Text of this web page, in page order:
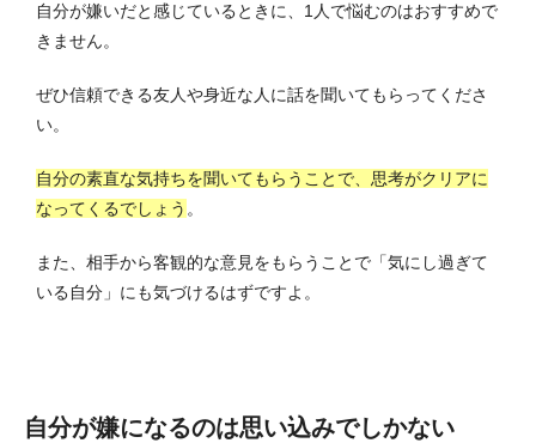
自分が嫌いだと感じているときに、1人で悩むのはおすすめで
きません。
ぜひ信頼できる友人や身近な人に話を聞いてもらってくださ
い。
自分の素直な気持ちを聞いてもらうことで、思考がクリアに
なってくるでしょう 。
また、相手から客観的な意見をもらうことで「気にし過ぎて
いる自分」にも気づけるはずですよ。
自分が嫌になるのは思い込みでしかない